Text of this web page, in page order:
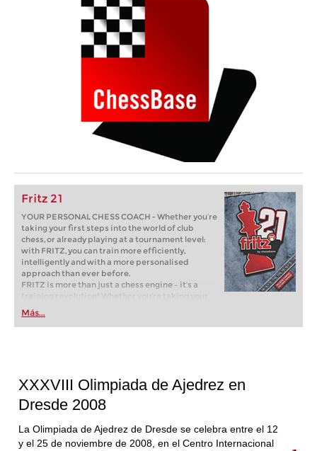
Fritz 21
YOUR PERSONAL CHESS COACH - Whether you’re
taking your first steps into the world of club
chess, or already playing at a tournament level:
with FRITZ, you can train more efficiently,
intelligently and with a more personalised
approach than ever before.
FRITZ is more than just a chess engine – it’s a
training revolution! Whether you’re taking your
first steps into the world of club chess, or already
playing at a tournament level: with FRITZ, you can
train more efficiently, intelligently and with a
Más...
XXXVIII Olimpiada de Ajedrez en
Dresde 2008
La Olimpiada de Ajedrez de Dresde se celebra entre el 12
y el 25 de noviembre de 2008, en el Centro Internacional